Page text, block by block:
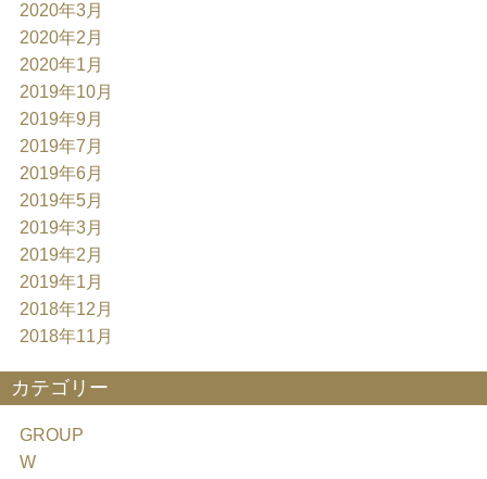
2020年3月
2020年2月
2020年1月
2019年10月
2019年9月
2019年7月
2019年6月
2019年5月
2019年3月
2019年2月
2019年1月
2018年12月
2018年11月
カテゴリー
GROUP
W